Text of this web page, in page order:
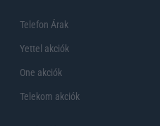
Telefon Árak
Yettel akciók
One akciók
Telekom akciók